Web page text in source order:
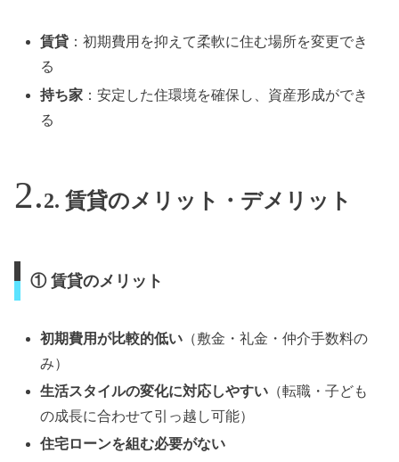
賃貸 ：初期費用を抑えて柔軟に住む場所を変更でき
る
持ち家 ：安定した住環境を確保し、資産形成ができ
る
2. 賃貸のメリット・デメリット
① 賃貸のメリット
初期費用が比較的低い （敷金・礼金・仲介手数料の
み）
生活スタイルの変化に対応しやすい （転職・子ども
の成長に合わせて引っ越し可能）
住宅ローンを組む必要がない